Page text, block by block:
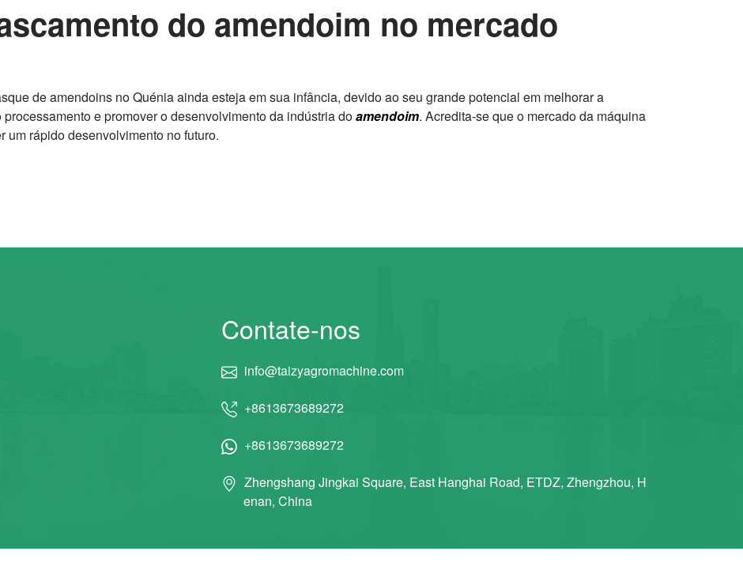
do amendoim no mercado
de amendoins no Quénia ainda esteja em sua infância, devido ao seu grande potencial em melhorar a
e promover o desenvolvimento da indústria doamendoim. Acredita-se que o mercado da máquina
rápido desenvolvimento no futuro.
Contate-nos
info@taizyagromachine.com
+8613673689272
+8613673689272
Zhengshang Jingkai Square, East Hanghai Road, ETDZ, Zhengzhou, H
enan, China